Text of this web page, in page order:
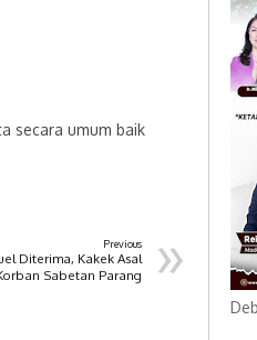
secara umum baik
»
Previous
Diterima, Kakek Asal
Sabetan Parang